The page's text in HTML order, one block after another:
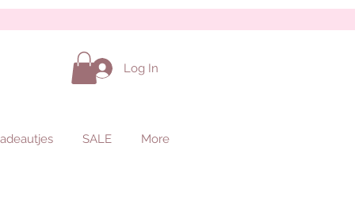
Log In
SALE More